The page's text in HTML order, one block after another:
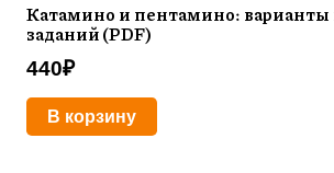
Катамино и пентамино: варианты
заданий (PDF)
440₽
В корзину